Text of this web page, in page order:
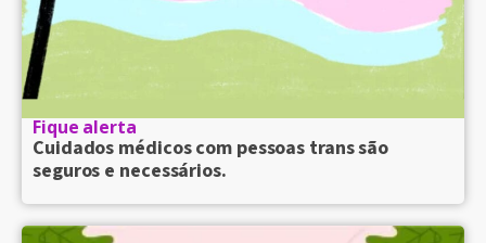
Fique alerta
Cuidados médicos com pessoas trans são
seguros e necessários.